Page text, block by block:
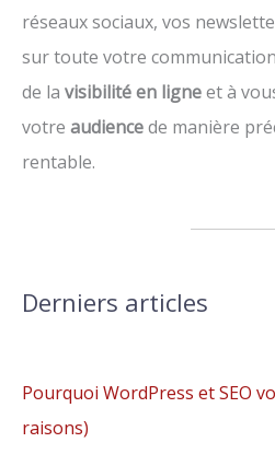
réseaux sociaux, vos
sur toute votre
de la visibilité en ligneet à
votre audiencede manière
rentable.
Derniers articles
Pourquoi WordPress et SEO
raisons)